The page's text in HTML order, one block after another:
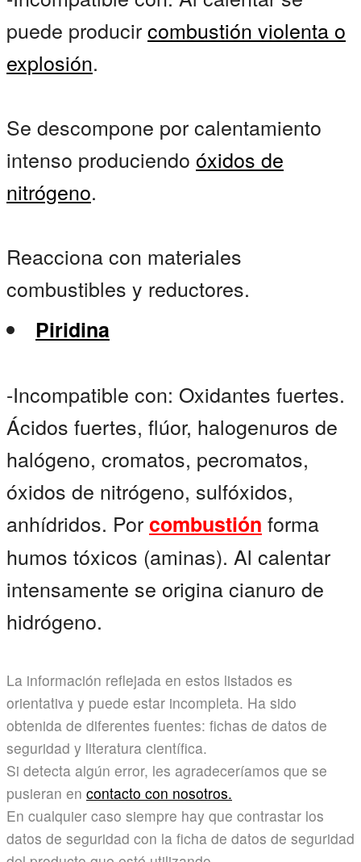
puede producircombustión violenta o
explosión.
Se descompone por calentamiento
intenso produciendo óxidos de
nitrógeno.
Reacciona con materiales
combustibles y reductores.
Piridina
-Incompatible con: Oxidantes fuertes.
Ácidos fuertes, flúor, halogenuros de
halógeno, cromatos, pecromatos,
óxidos de nitrógeno, sulfóxidos,
anhídridos. Porcombustión forma
humos tóxicos (aminas). Al calentar
intensamente se origina cianuro de
hidrógeno.
La información reflejada en estos listados es
orientativa y puede estar incompleta. Ha sido
obtenida de diferentes fuentes: fichas de datos de
seguridad y literatura científica.
Si detecta algún error, les agradeceríamos que se
pusieran en contacto con nosotros.
En cualquier caso siempre hay que contrastar los
datos de seguridad con la ficha de datos de seguridad